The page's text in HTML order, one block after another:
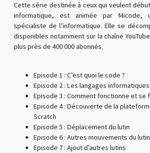
Cette série destinée à ceux qui veulent
informatique, est animée par Micode,
spécialiste de l’informatique. Elle se
disponibles notamment sur la chaîne
plus près de 400 000 abonnés.
Episode 1 : C’est quoi le code ?
Episode 2 : Les langages informatiques
Episode 3 : Comment fonctionne et se
Episode 4 : Découverte de la
Scratch
Episode 5 : Déplacement du lutin
Episode 6 : Autres mouvements du lutin
Episode 7 : Ajout d’autres lutins